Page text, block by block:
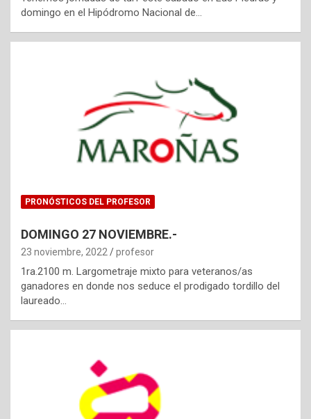
domingo en el Hipódromo Nacional de…
PRONÓSTICOS DEL PROFESOR
DOMINGO 27 NOVIEMBRE.-
23 noviembre, 2022 profesor
1ra.2100 m. Largometraje mixto para veteranos/as
ganadores en donde nos seduce el prodigado tordillo del
laureado…